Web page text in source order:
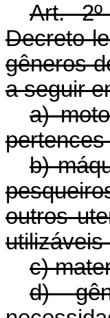
Art.
Decreto-
gêneros
a seguir
a)
b)
outros
utilizáveis
c)
d)